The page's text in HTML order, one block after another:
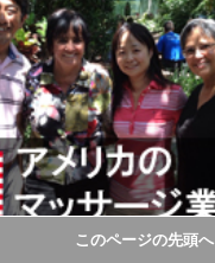
このページの先頭へ